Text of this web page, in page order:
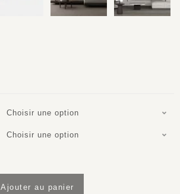
Choisir une option
Choisir une option
Ajouter au panier